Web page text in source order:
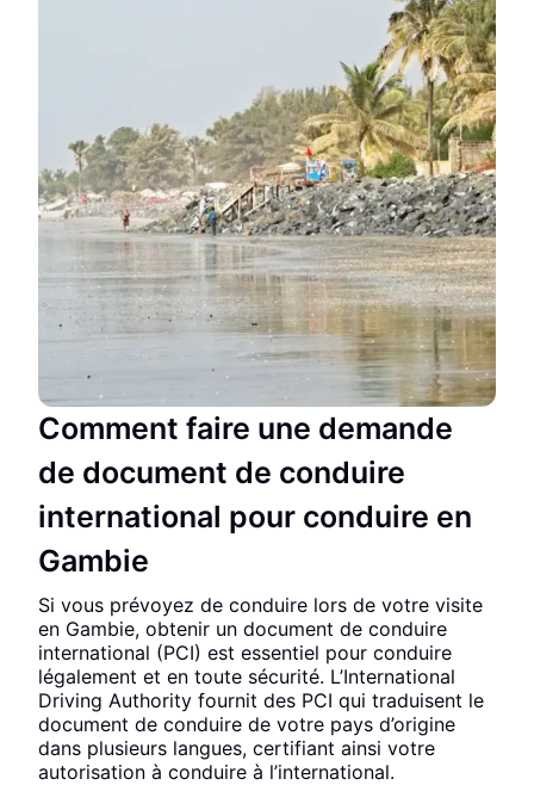
Comment faire une demande
de document de conduire
international pour conduire en
Gambie
Si vous prévoyez de conduire lors de votre visite
en Gambie, obtenir un document de conduire
international (PCI) est essentiel pour conduire
légalement et en toute sécurité. L’International
Driving Authority fournit des PCI qui traduisent le
document de conduire de votre pays d’origine
dans plusieurs langues, certifiant ainsi votre
autorisation à conduire à l’international.